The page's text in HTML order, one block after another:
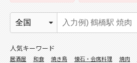
人気キーワード
居酒屋 和食 焼き鳥 懐石・会席料理 焼肉